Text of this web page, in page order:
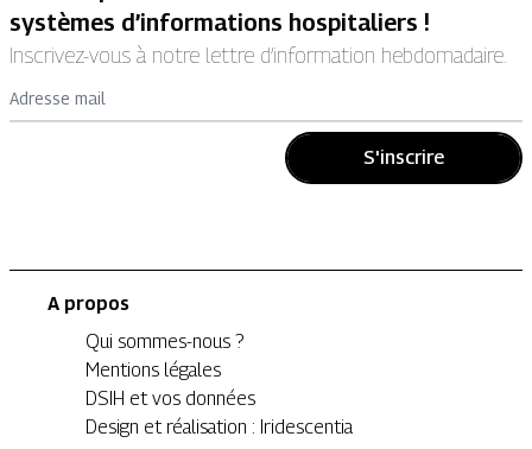
systèmes d’informations hospitaliers !
Inscrivez-vous à notre lettre d’information hebdomadaire.
Adresse mail
S'inscrire
A propos
Qui sommes-nous ?
Mentions légales
DSIH et vos données
Design et réalisation : Iridescentia